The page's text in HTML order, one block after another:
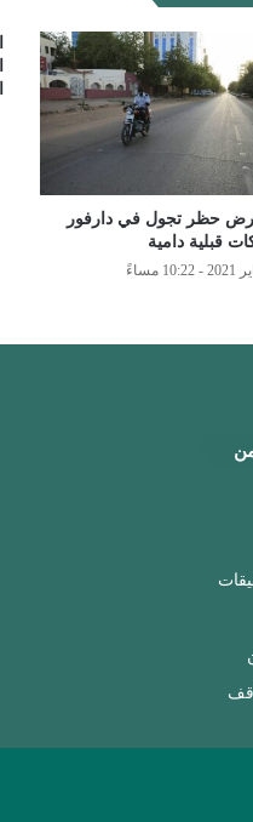
حظر تجول في دارفور
قبلية دامية